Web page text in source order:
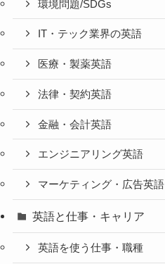
環境問題/SDGs
IT・テック業界の英語
医療・製薬英語
法律・契約英語
金融・会計英語
エンジニアリング英語
マーケティング・広告英語
英語と仕事・キャリア
英語を使う仕事・職種